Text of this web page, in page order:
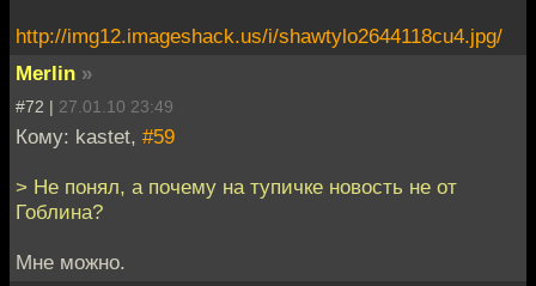
http://img12.imageshack.us/i/shawtylo2644118cu4.jpg/
Merlin »
#72 | 27.01.10 23:49
Кому: kastet, #59
> Не понял, а почему на тупичке новость не от
Гоблина?
Мне можно.